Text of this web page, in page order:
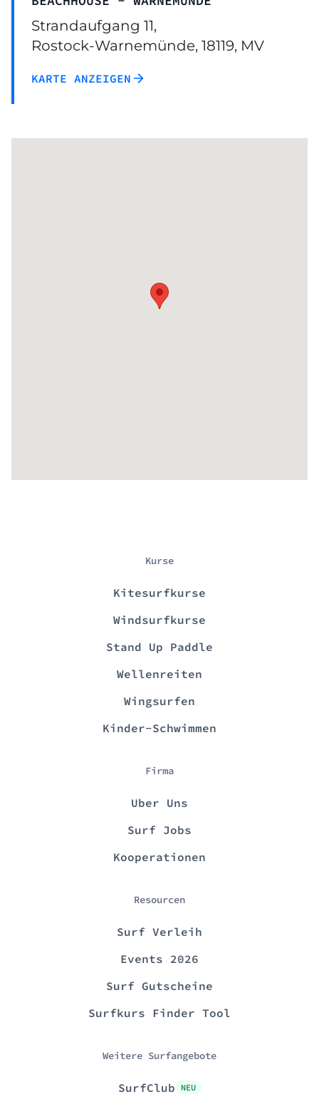
Strandaufgang 11,
Rostock-Warnemünde, 18119, MV
KARTE ANZEIGEN
Kurse
Kitesurfkurse
Windsurfkurse
Stand Up Paddle
Wellenreiten
Wingsurfen
Kinder-Schwimmen
Firma
Uber Uns
Surf Jobs
Kooperationen
Resourcen
Surf Verleih
Events 2026
Surf Gutscheine
Surfkurs Finder Tool
Weitere Surfangebote
SurfClub NEU